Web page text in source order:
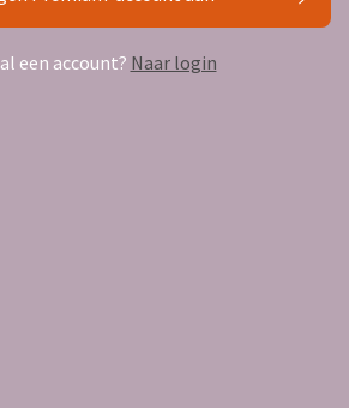
een account? Naar login